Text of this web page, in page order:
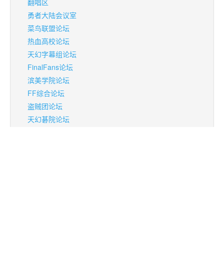
翻唱区
勇者大陆会议室
菜鸟联盟论坛
热血高校论坛
天幻字幕组论坛
FinalFans论坛
滨美学院论坛
FF综合论坛
盗贼团论坛
天幻碁院论坛